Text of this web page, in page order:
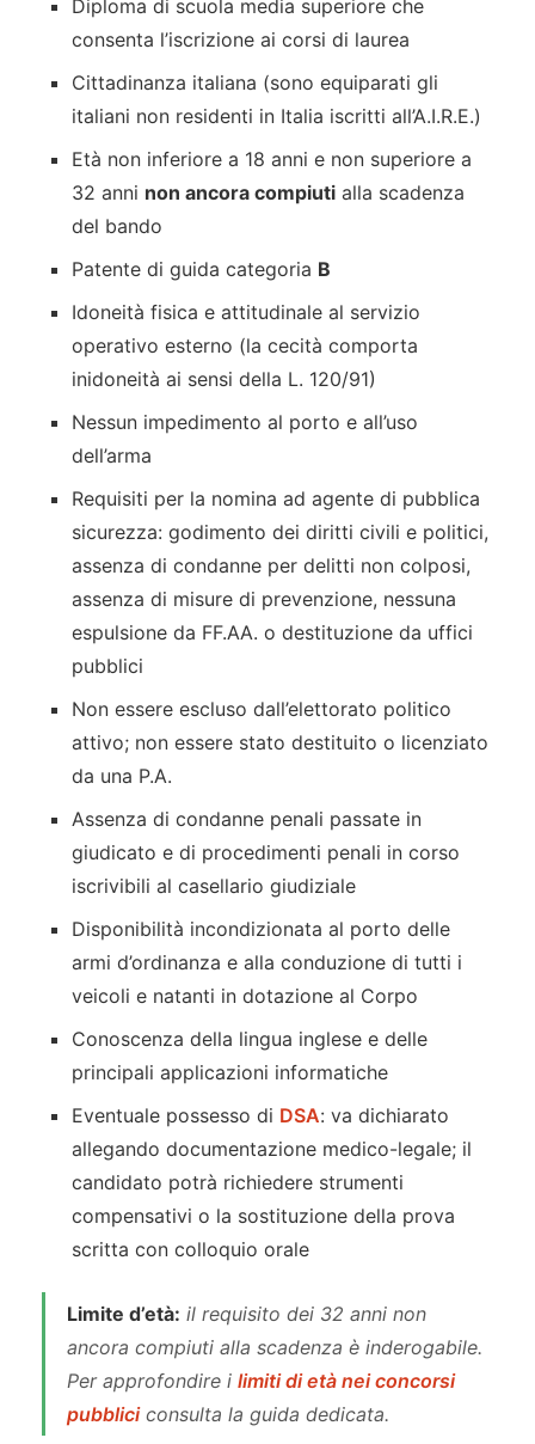
Diploma di scuola media superiore che
consenta l’iscrizione ai corsi di laurea
Cittadinanza italiana (sono equiparati gli
italiani non residenti in Italia iscritti all’A.I.R.E.)
Età non inferiore a 18 anni e non superiore a
32 anni non ancora compiuti alla scadenza
del bando
Patente di guida categoria B
Idoneità fisica e attitudinale al servizio
operativo esterno (la cecità comporta
inidoneità ai sensi della L. 120/91)
Nessun impedimento al porto e all’uso
dell’arma
Requisiti per la nomina ad agente di pubblica
sicurezza: godimento dei diritti civili e politici,
assenza di condanne per delitti non colposi,
assenza di misure di prevenzione, nessuna
espulsione da FF.AA. o destituzione da uffici
pubblici
Non essere escluso dall’elettorato politico
attivo; non essere stato destituito o licenziato
da una P.A.
Assenza di condanne penali passate in
giudicato e di procedimenti penali in corso
iscrivibili al casellario giudiziale
Disponibilità incondizionata al porto delle
armi d’ordinanza e alla conduzione di tutti i
veicoli e natanti in dotazione al Corpo
Conoscenza della lingua inglese e delle
principali applicazioni informatiche
Eventuale possesso di DSA: va dichiarato
allegando documentazione medico-legale; il
candidato potrà richiedere strumenti
compensativi o la sostituzione della prova
scritta con colloquio orale
Limite d’età: il requisito dei 32 anni non
ancora compiuti alla scadenza è inderogabile.
Per approfondire i limiti di età nei concorsi
pubbliciconsulta la guida dedicata.